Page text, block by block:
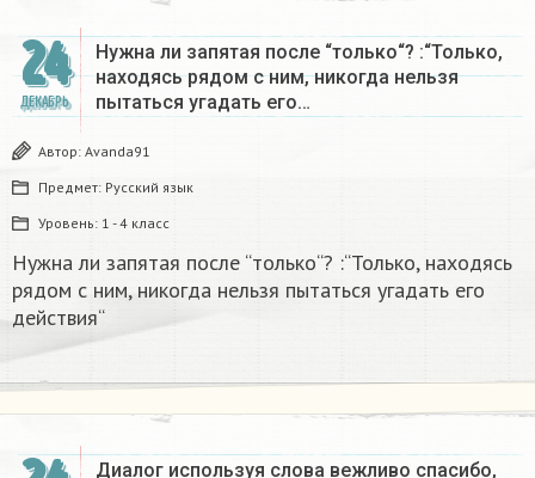
24
ДЕКАБРЬ
Нужна ли запятая после “только“? :“Только,
находясь рядом с ним, никогда нельзя
пытаться угадать его…
Автор: Avanda91
Предмет: Русский язык
Уровень: 1 - 4 класс
Нужна ли запятая после “только“? :“Только, находясь
рядом с ним, никогда нельзя пытаться угадать его
действия“
Диалог используя слова вежливо спасибо,